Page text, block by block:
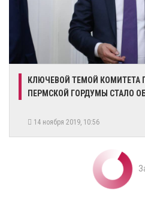
КЛЮЧЕВОЙ ТЕМОЙ КОМИТЕТА
ПЕРМСКОЙ ГОРДУМЫ СТАЛО
14 ноября 2019, 10:56